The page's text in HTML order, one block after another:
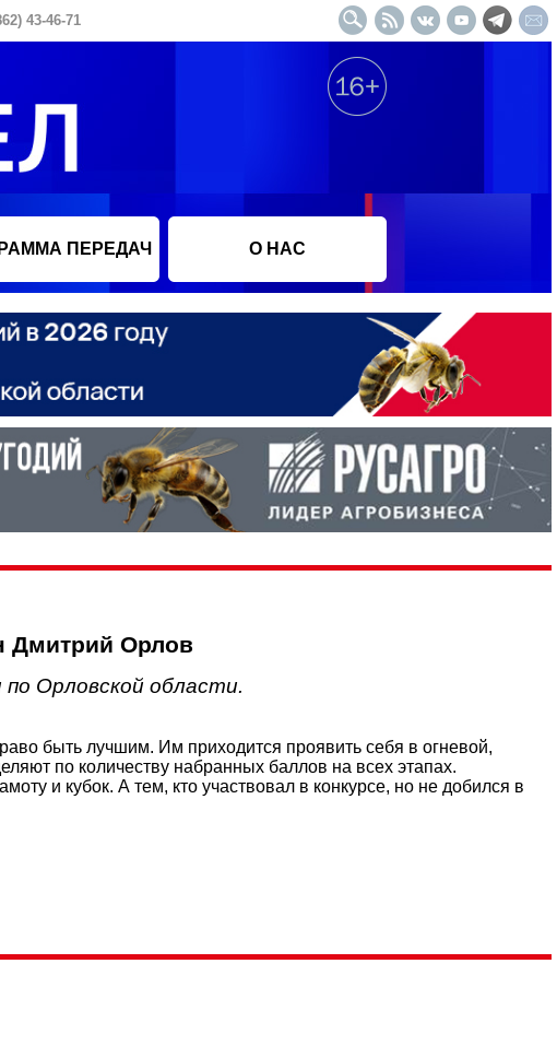
43-46-71
ПЕРЕДАЧ О НАС
Дмитрий Орлов
Орловской области.
быть лучшим. Им приходится проявить себя в огневой,
по количеству набранных баллов на всех этапах.
и кубок. А тем, кто участвовал в конкурсе, но не добился в